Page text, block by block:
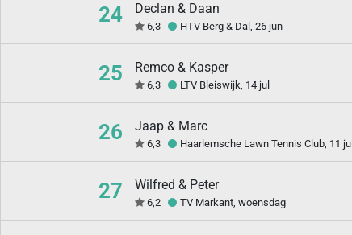
24 Declan & Daan
6,3 HTV Berg & Dal, 26 jun
25 Remco & Kasper
6,3 LTV Bleiswijk, 14 jul
26 Jaap & Marc
6,3 Haarlemsche Lawn Tennis Club, 11 jul
27 Wilfred & Peter
6,2 TV Markant, woensdag